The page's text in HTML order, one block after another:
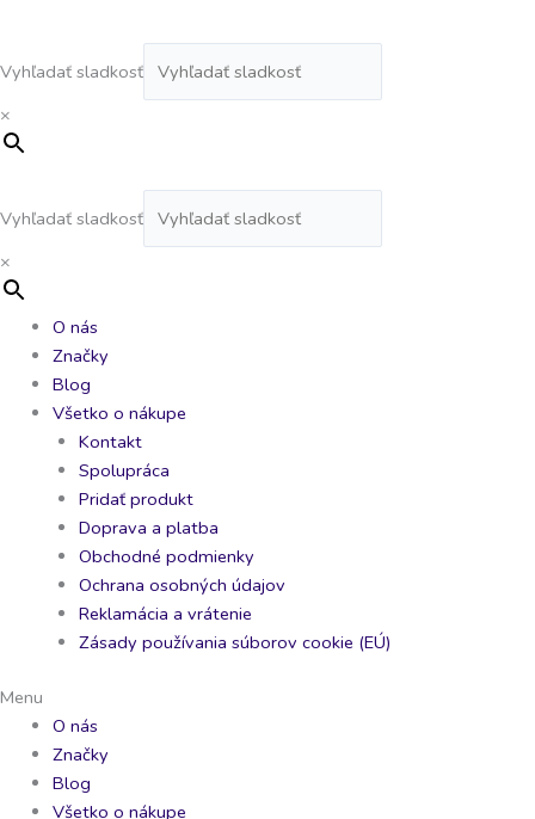
Vyhľadať sladkosť
×
Vyhľadať sladkosť
×
O nás
Značky
Blog
Všetko o nákupe
Kontakt
Spolupráca
Pridať produkt
Doprava a platba
Obchodné podmienky
Ochrana osobných údajov
Reklamácia a vrátenie
Zásady používania súborov cookie (EÚ)
Menu
O nás
Značky
Blog
Všetko o nákupe